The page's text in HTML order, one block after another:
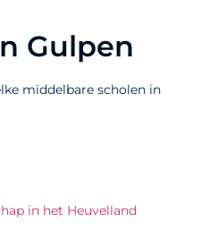
Gulpen
middelbare scholen in
in het Heuvelland